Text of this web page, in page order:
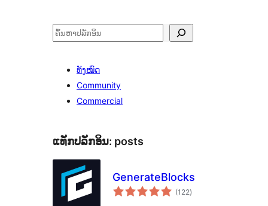
ຄົ້ນຫາ
ທັງໝົດ
Community
Commercial
ແທັກປລັກອິນ: posts
GenerateBlocks
(122ຄະແນນ
ທັງໝົດ
)